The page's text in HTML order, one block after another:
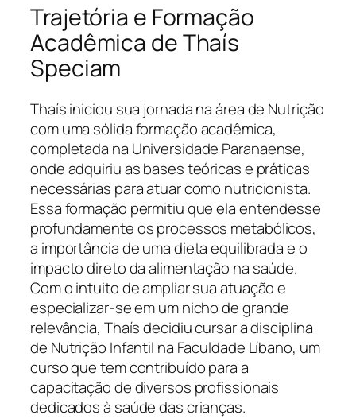
Trajetória e Formação
Acadêmica de Thaís
Speciam
Thaís iniciou sua jornada na área de Nutrição
com uma sólida formação acadêmica,
completada na Universidade Paranaense,
onde adquiriu as bases teóricas e práticas
necessárias para atuar como nutricionista.
Essa formação permitiu que ela entendesse
profundamente os processos metabólicos,
a importância de uma dieta equilibrada e o
impacto direto da alimentação na saúde.
Com o intuito de ampliar sua atuação e
especializar-se em um nicho de grande
relevância, Thaís decidiu cursar a disciplina
de Nutrição Infantil na Faculdade Líbano, um
curso que tem contribuído para a
capacitação de diversos profissionais
dedicados à saúde das crianças.